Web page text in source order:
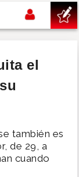
el
también es
de 29, a
cuando